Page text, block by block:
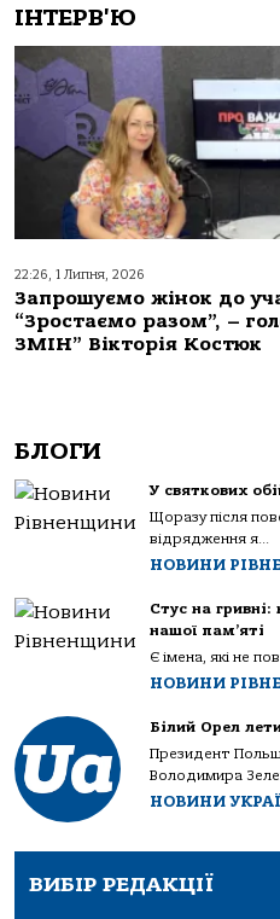
ІНТЕРВ'Ю
22:26, 1 Липня, 2026
Запрошуємо жінок до
“Зростаємо разом”, –
ЗМІН” Вікторія Костюк
БЛОГИ
У святкових
Щоразу після
відрядження я...
НОВИНИ
Стус на
нашої пам’яті
Є імена, які не
НОВИНИ
Білий Орел
Президент
Володимира
НОВИНИ
ВИБІР РЕДАКЦІЇ